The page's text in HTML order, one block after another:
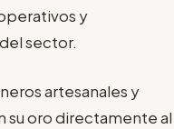
y
sector.
artesanales y
su oro directamente al